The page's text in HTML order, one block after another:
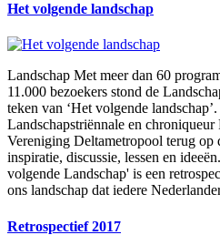
Het volgende landschap
Landschap Met meer dan 60
11.000 bezoekers stond de
teken van ‘Het volgende
Landschapstriënnale en
Vereniging Deltametropool terug op
inspiratie, discussie, lessen en
volgende Landschap' is een
ons landschap dat iedere
Retrospectief 2017